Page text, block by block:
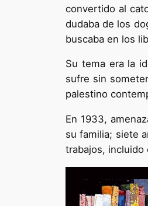
convertido al
dudaba de los
buscaba en los
Su tema era la
sufre sin
palestino
En 1933,
su familia; siete
trabajos, incluido